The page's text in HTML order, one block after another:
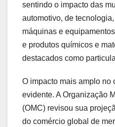
sentindo o impacto das
automotivo, de
máquinas e
e produtos químicos e
destacados como
O impacto mais amplo no
evidente. A Organização
(OMC) revisou sua
do comércio global de